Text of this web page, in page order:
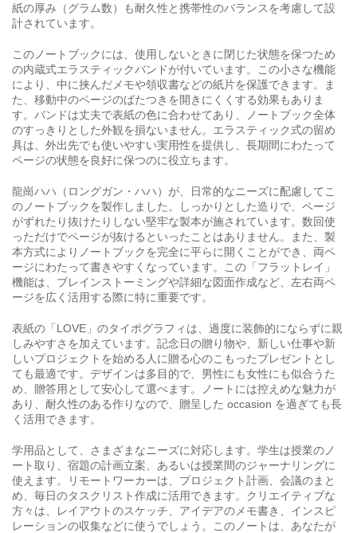
紙の厚み（グラム数）も耐久性と携帯性のバランスを考慮して設
計されています。
このノートブックには、使用しないときに閉じた状態を保つため
の内蔵式エラスティックバンドが付いています。この小さな機能
により、中に挟んだメモや領収書などの紙片を保護できます。ま
た、移動中のページのばたつきを開きにくくする効果もありま
す。バンドは丈夫で表紙の色に合わせてあり、ノートブック全体
のすっきりとした外観を損ないません。エラスティック式の留め
具は、外出先でも使いやすい実用性を提供し、長期間にわたって
ページの状態を良好に保つのに役立ちます。
龍崗ハハ（ロングガン・ハハ）が、日常的なニーズに配慮してこ
のノートブックを製作しました。しっかりとした造りで、ページ
がずれたり抜けたりしない堅牢な製本が施されています。数回使
っただけでページが抜けるといったことはありません。また、製
本方式によりノートブックを完全に平らに開くことができ、両ペ
ージにわたって書きやすくなっています。この「フラットレイ」
機能は、ブレインストーミングや詳細な図面作成など、左右両ペ
ージを広く活用する際に特に重要です。
表紙の「LOVE」のタイポグラフィは、過度に装飾的にならずに親
しみやすさを加えています。記念日の贈り物や、新しい仕事や新
しいプロジェクトを始める人に贈る心のこもったプレゼントとし
ても最適です。デザインは多目的で、男性にも女性にも似合うた
め、贈答用として安心して選べます。ノートには控えめな魅力が
あり、耐久性のある作りなので、贈呈した occasion を過ぎても長
く活用できます。
学用品として、さまざまなニーズに対応します。学生は授業のノ
ート取り、宿題の計画立案、あるいは授業間のジャーナリングに
使えます。リモートワーカーは、プロジェクト計画、会議のまと
め、毎日のタスクリスト作成に活用できます。クリエイティブな
方々は、レイアウトのスケッチ、アイデアのメモ書き、インスピ
レーションの収集などに使うでしょう。このノートは、あなたが